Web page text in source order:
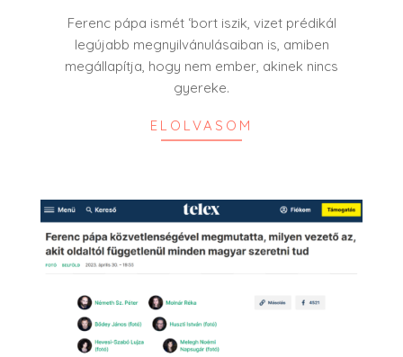
Ferenc pápa ismét ‘bort iszik, vizet prédikál
legújabb megnyilvánulásaiban is, amiben
megállapítja, hogy nem ember, akinek nincs
gyereke.
ELOLVASOM